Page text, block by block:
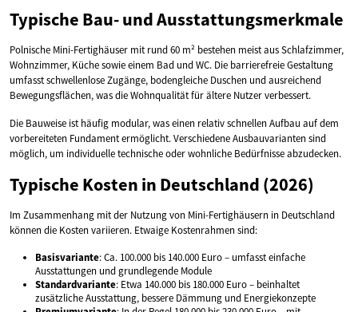
Typische Bau- und Ausstattungsmerkmale
Polnische Mini-Fertighäuser mit rund 60 m² bestehen meist aus Schlafzimmer,
Wohnzimmer, Küche sowie einem Bad und WC. Die barrierefreie Gestaltung
umfasst schwellenlose Zugänge, bodengleiche Duschen und ausreichend
Bewegungsflächen, was die Wohnqualität für ältere Nutzer verbessert.
Die Bauweise ist häufig modular, was einen relativ schnellen Aufbau auf dem
vorbereiteten Fundament ermöglicht. Verschiedene Ausbauvarianten sind
möglich, um individuelle technische oder wohnliche Bedürfnisse abzudecken.
Typische Kosten in Deutschland (2026)
Im Zusammenhang mit der Nutzung von Mini-Fertighäusern in Deutschland
können die Kosten variieren. Etwaige Kostenrahmen sind:
Basisvariante: Ca. 100.000 bis 140.000 Euro – umfasst einfache
Ausstattungen und grundlegende Module
Standardvariante: Etwa 140.000 bis 180.000 Euro – beinhaltet
zusätzliche Ausstattung, bessere Dämmung und Energiekonzepte